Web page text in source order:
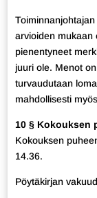
arvioiden mukaan
pienentyneet
juuri ole. Menot
turvaudutaan
mahdollisesti
10 § Kokouksen
Kokouksen
14.36.
Pöytäkirjan